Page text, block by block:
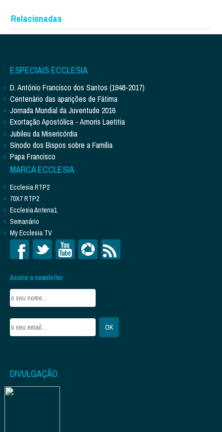
Relacionadas
ESPECIAIS ECCLESIA
D. António Francisco dos Santos (1948-2017)
Centenário das aparições de Fátima
Jornada Mundial da Juventude 2016
Exortação Apostólica - Amoris Laetitia
Jubileu da Misericórdia
Sínodo dos Bispos sobre a Família
Papa Francisco
MARCA ECCLESIA
Ecclesia RTP2
70X7 RTP2
Ecclesia Antena1
Semanário
My Ecclesia TV
Assine a newsletter
DIVULGAÇÃO